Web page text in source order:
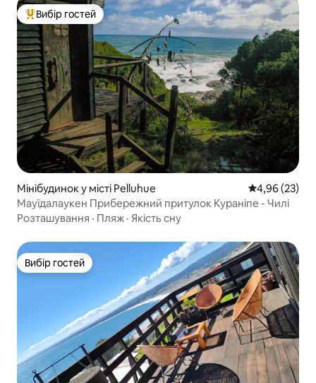
Топ вибір гостей
Вибір гостей
Мінібудинок у місті Pelluhue Середня
4,96 (23)
Мауїдалаукен Прибережний притулок Кураніпе - Чилі
Розташування · Пляж · Якість сну
Вибір гостей
Вибір гостей